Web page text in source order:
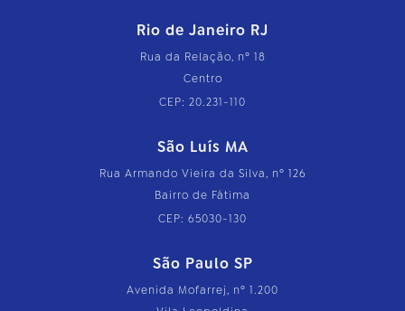
Rio de Janeiro RJ
Rua da Relação, nº 18
Centro
CEP: 20.231-110
São Luís MA
Rua Armando Vieira da Silva, nº 126
Bairro de Fátima
CEP: 65030-130
São Paulo SP
Avenida Mofarrej, nº 1.200